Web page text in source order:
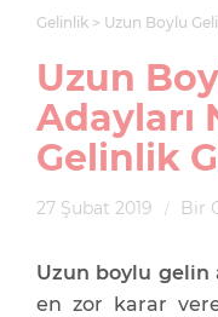
Gelinlik Uzun Boylu
Uzun
Adayları
Gelinlik
27 Şubat 2019 Bir
Uzun boylu gelin
en zor karar